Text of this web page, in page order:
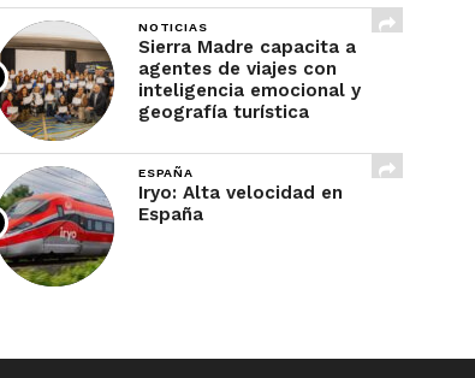
NOTICIAS
Sierra Madre capacita a
agentes de viajes con
inteligencia emocional y
geografía turística
ESPAÑA
Iryo: Alta velocidad en
España